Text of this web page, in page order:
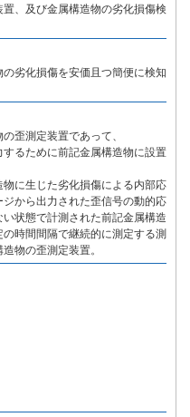
、及び金属構造物の劣化損傷検
劣化損傷を安価且つ簡便に検知
歪測定装置であって、
るために前記金属構造物に設置
に生じた劣化損傷による内部応
から出力された歪信号の動的応
状態で計測された前記金属構造
時間間隔で継続的に測定する測
物の歪測定装置。